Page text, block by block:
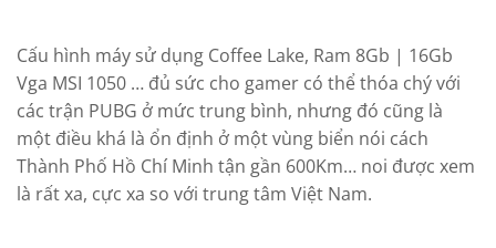
Cấu hình máy sử dụng Coffee Lake, Ram 8Gb | 16Gb
Vga MSI 1050 … đủ sức cho gamer có thể thóa chý với
các trận PUBG ở mức trung bình, nhưng đó cũng là
một điều khá là ổn định ở một vùng biển nói cách
Thành Phố Hồ Chí Minh tận gần 600Km… noi được xem
là rất xa, cực xa so với trung tâm Việt Nam.